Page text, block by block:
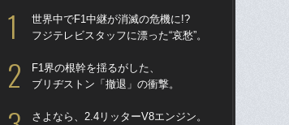
世界中でF1中継が消滅の危機に!?
フジテレビスタッフに漂った“哀愁”。
F1界の根幹を揺るがした、
ブリヂストン「撤退」の衝撃。
さよなら、2.4リッターV8エンジン。